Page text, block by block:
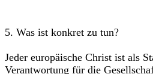
5. Was ist konkret zu tun?
Jeder europäische Christ ist als
Verantwortung für die